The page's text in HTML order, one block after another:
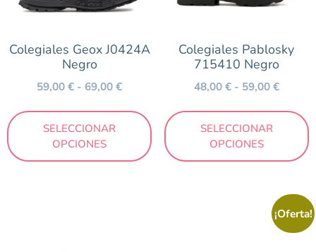
Colegiales Geox J0424A
Negro
59,00€ - 69,00€
SELECCIONAR
OPCIONES
Colegiales Pablosky
715410 Negro
48,00€ - 59,00€
SELECCIONAR
OPCIONES
¡Oferta!